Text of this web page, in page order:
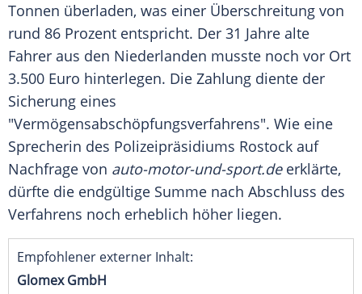
Tonnen überladen, was einer Überschreitung von
rund 86 Prozent entspricht. Der 31 Jahre alte
Fahrer aus den Niederlanden musste noch vor Ort
3.500 Euro hinterlegen. Die Zahlung diente der
Sicherung eines
"Vermögensabschöpfungsverfahrens". Wie eine
Sprecherin des Polizeipräsidiums Rostock auf
Nachfrage von auto-motor-und-sport.deerklärte,
dürfte die endgültige Summe nach Abschluss des
Verfahrens noch erheblich höher liegen.
Empfohlener externer Inhalt:
Glomex GmbH